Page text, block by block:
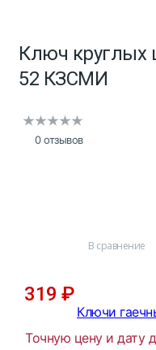
Ключи
Ключ круглых
52 КЗСМИ
0 отзывов
В сравнение
319 ₽
Точную цену и дату